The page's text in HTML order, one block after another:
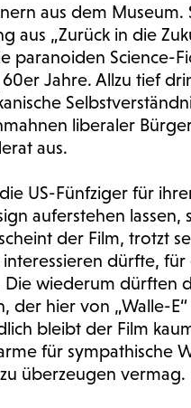
aus dem Museum.
aus „Zurück in die
paranoiden Science-
Jahre. Allzu tief
liberaler
aus.
US-Fünfziger für
auferstehen
der Film, trotzt
dürfte,
wiederum dürften
der hier von „Walle-
bleibt der Film
für sympathische
überzeugen vermag.